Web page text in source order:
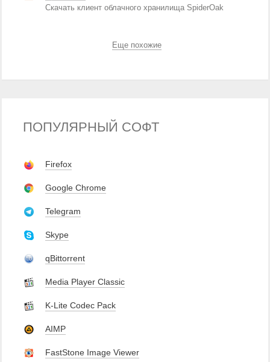
Скачать клиент облачного хранилища SpiderOak
Еще похожие
ПОПУЛЯРНЫЙ СОФТ
Firefox
Google Chrome
Telegram
Skype
qBittorrent
Media Player Classic
K-Lite Codec Pack
AIMP
FastStone Image Viewer